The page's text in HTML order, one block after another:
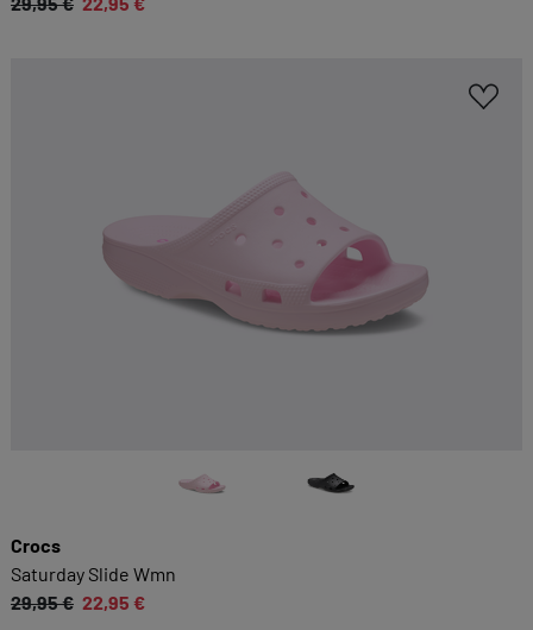
Crocs
Saturday Slide Wmn
29,95 € 22,95 €